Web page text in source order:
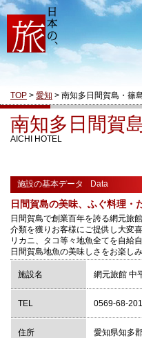
TOP > 愛知 > 南知多日間賀島・篠
南知多日間賀
AICHI HOTEL
施設の基本データ Data
日間賀島の美味、ふぐ料理・
日間賀島で創業百年を誇る網元旅
介類を獲りお客様にご提供し大変
リカニ、タコ等々地魚全てを自給
日間賀島地魚の美味しさをお楽しみ
施設名 網元旅館 中
TEL 0569-68-
住所 愛知県知多